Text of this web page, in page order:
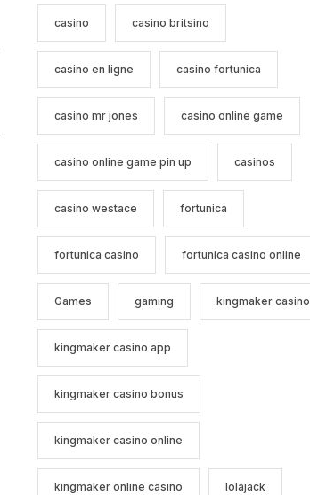
casino casino britsino
casino en ligne casino fortunica
casino mr jones casino online game
casino online game pin up casinos
casino westace fortunica
fortunica casino fortunica casino online
Games gaming kingmaker casino
kingmaker casino app
kingmaker casino bonus
kingmaker casino online
kingmaker online casino lolajack